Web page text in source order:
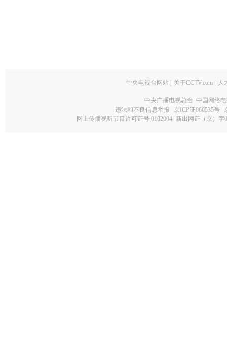
中央电视台网站 关于CCTV.com 人
中央广播电视总台 中国网络
违法和不良信息举报
京ICP证060535号
网上传播视听节目许可证号 0102004 新出网证（京）